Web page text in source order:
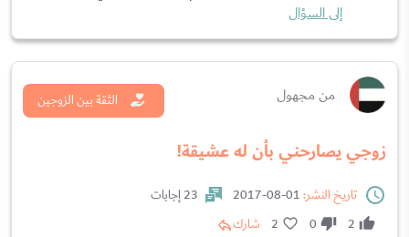
إلى السؤال
من مجهول
زوجي يصارحني بأن له عشيقة!
الثقة بين الزوجين
تاريخ النشر:
23 إجابات
2
0
2 شارك